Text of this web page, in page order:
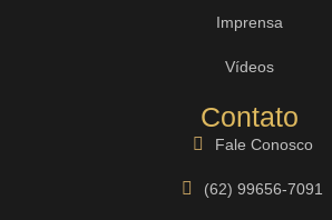
Imprensa
Vídeos
Contato
Fale Conosco
(62) 99656-7091